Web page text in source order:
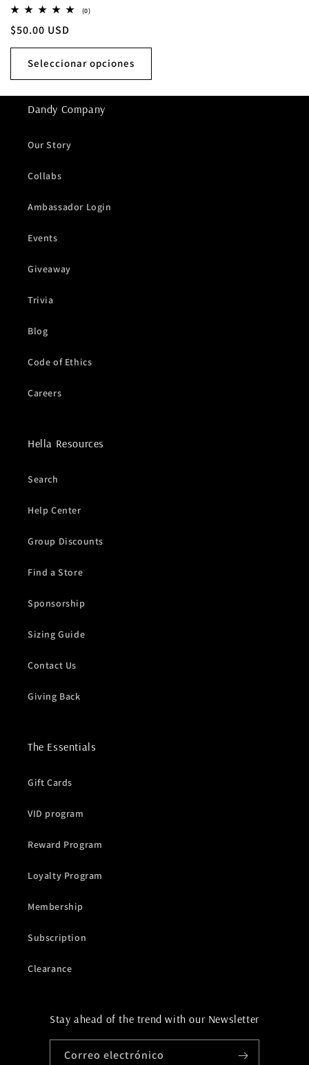
(0)0
Precio
habitual
$50.00 USD
Seleccionar opciones
Dandy Company
Our Story
Collabs
Ambassador Login
Events
Giveaway
Trivia
Blog
Code of Ethics
Careers
Hella Resources
Search
Help Center
Group Discounts
Find a Store
Sponsorship
Sizing Guide
Contact Us
Giving Back
The Essentials
Gift Cards
VID program
Reward Program
Loyalty Program
Membership
Subscription
Clearance
Stay ahead of the trend with our Newsletter
Correo electrónico